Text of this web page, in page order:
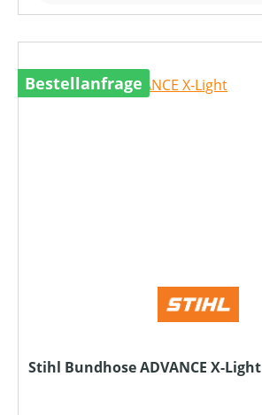
Bestellanfrage
Stihl Bundhose ADVANCE X-Light